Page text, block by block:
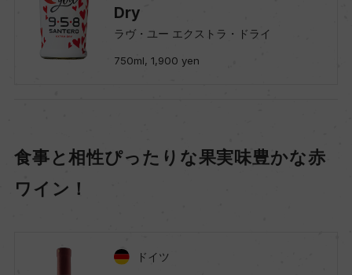
Dry
ラヴ・ユー エクストラ・ドライ
750ml, 1,900 yen
食事と相性ぴったりな果実味豊かな赤
ワイン！
ドイツ